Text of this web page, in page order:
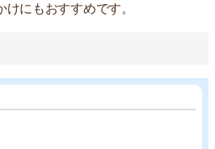
にもおすすめです。